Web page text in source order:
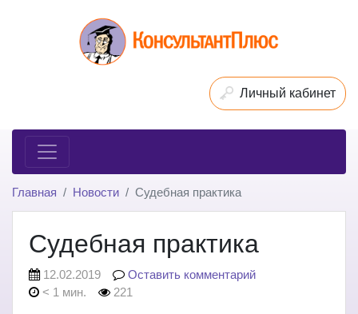
Личный кабинет
Главная Новости Судебная практика
Судебная практика
12.02.2019
Оставить комментарий
< 1 мин.
221